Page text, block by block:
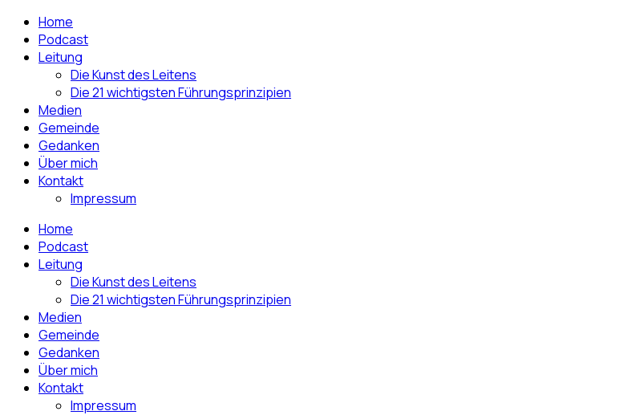
Home
Podcast
Leitung
Die Kunst des Leitens
Die 21 wichtigsten Führungsprinzipien
Medien
Gemeinde
Gedanken
Über mich
Kontakt
Impressum
Home
Podcast
Leitung
Die Kunst des Leitens
Die 21 wichtigsten Führungsprinzipien
Medien
Gemeinde
Gedanken
Über mich
Kontakt
Impressum